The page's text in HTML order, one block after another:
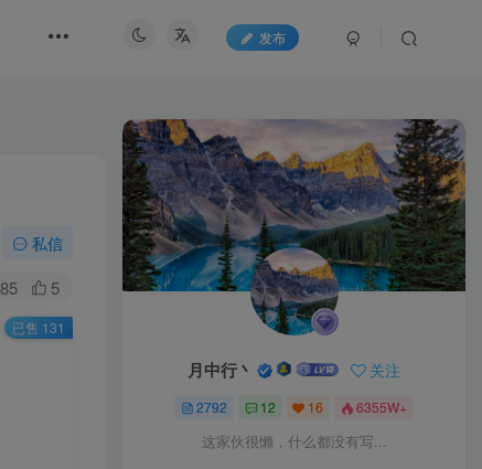
发布
私信
85 5
已售 131
月中行丶 关注
2792 12 16 6355W+
这家伙很懒，什么都没有写...